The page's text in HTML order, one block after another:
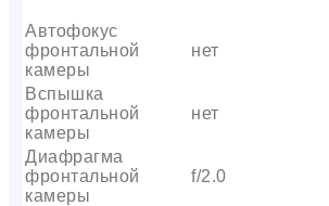
Автофокус
фронтальной
камеры
нет
Вспышка
фронтальной
камеры
нет
Диафрагма
фронтальной
камеры
f/2.0